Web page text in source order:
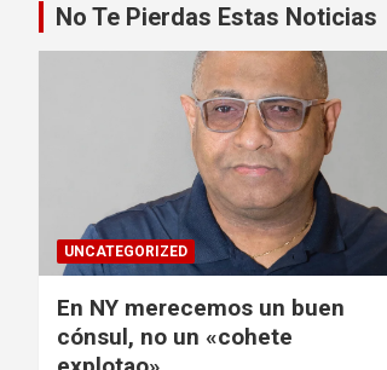
No Te Pierdas Estas Noticias
UNCATEGORIZED
En NY merecemos un buen
cónsul, no un «cohete